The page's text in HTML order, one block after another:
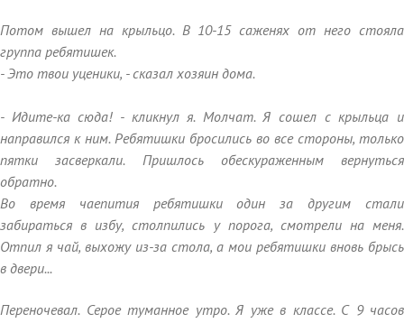
Потом вышел на крыльцо. В 10-15 саженях от него стояла
группа ребятишек.
- Это твои уценики, - сказал хозяин дома.
- Идите-ка сюда! - кликнул я. Молчат. Я сошел с крыльца и
направился к ним. Ребятишки бросились во все стороны, только
пятки засверкали. Пришлось обескураженным вернуться
обратно.
Во время чаепития ребятишки один за другим стали
забираться в избу, столпились у порога, смотрели на меня.
Отпил я чай, выхожу из-за стола, а мои ребятишки вновь брысь
в двери...
Переночевал. Серое туманное утро. Я уже в классе. С 9 часов